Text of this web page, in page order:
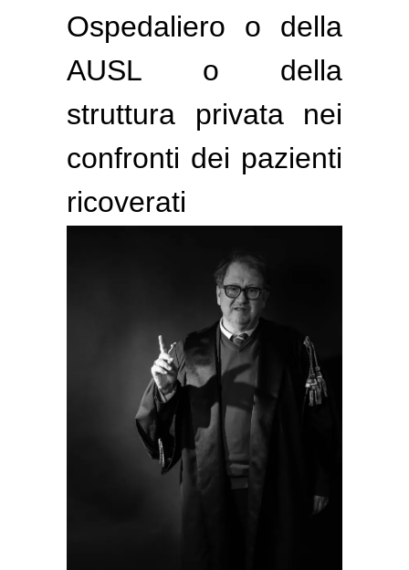
Ospedaliero o della
AUSL o della
struttura privata nei
confronti dei pazienti
ricoverati